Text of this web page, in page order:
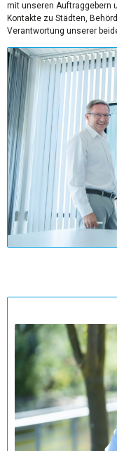
mit unseren Auftraggebern
Kontakte zu Städten,
Verantwortung unserer